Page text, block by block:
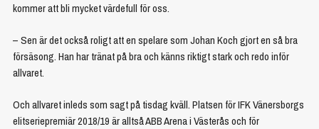
kommer att bli mycket värdefull för oss.
– Sen är det också roligt att en spelare som Johan Koch gjort en så bra
försäsong. Han har tränat på bra och känns riktigt stark och redo inför
allvaret.
Och allvaret inleds som sagt på tisdag kväll. Platsen för IFK Vänersborgs
elitseriepremiär 2018/19 är alltså ABB Arena i Västerås och för